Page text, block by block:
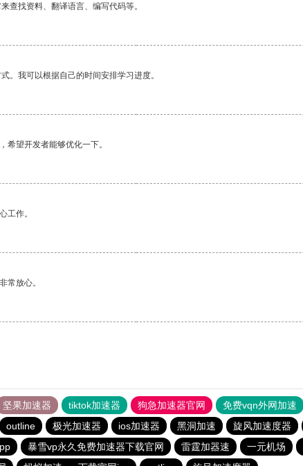
查找资料、翻译语言、编写代码等。
。我可以根据自己的时间安排学习进度。
希望开发者能够优化一下。
工作。
常放心。
坚果加速器 tiktok加速器 狗急加速器官网 免费vqn外网加速
outline 极光加速器 ios加速器 黑洞加速 旋风加速度器
暴雪vp永久免费加速器下载官网 雷霆加器速 一元机场